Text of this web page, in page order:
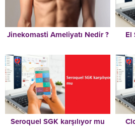
Jinekomasti Ameliyatı Nedir ? El
Seroquel SGK karşılıyor mu